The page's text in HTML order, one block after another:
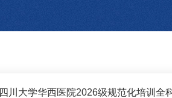
四川大学华西医院2026级规范化培训全